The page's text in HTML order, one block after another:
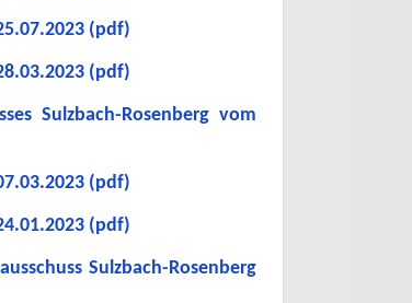
(pdf)
(pdf)
Sulzbach-Rosenberg vom
(pdf)
(pdf)
Sulzbach-Rosenberg